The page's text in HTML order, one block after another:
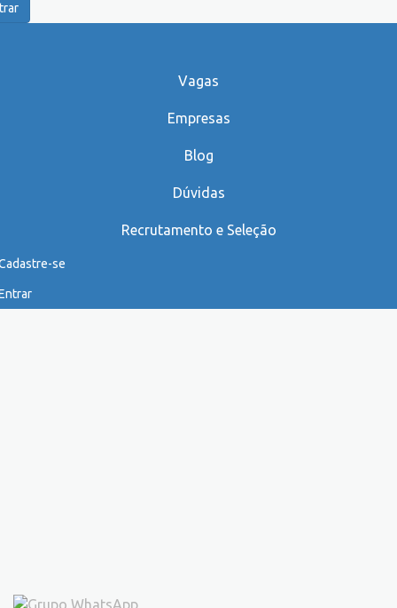
Vagas
Empresas
Blog
Dúvidas
Recrutamento e Seleção
se